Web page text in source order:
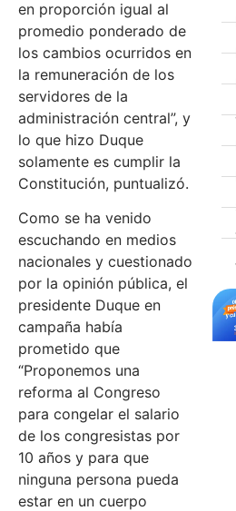
en proporción igual al
promedio ponderado de
los cambios ocurridos en
la remuneración de los
servidores de la
administración central”, y
lo que hizo Duque
solamente es cumplir la
Constitución, puntualizó.
Como se ha venido
escuchando en medios
nacionales y cuestionado
por la opinión pública, el
presidente Duque en
campaña había
prometido que
“Proponemos una
reforma al Congreso
para congelar el salario
de los congresistas por
10 años y para que
ninguna persona pueda
estar en un cuerpo